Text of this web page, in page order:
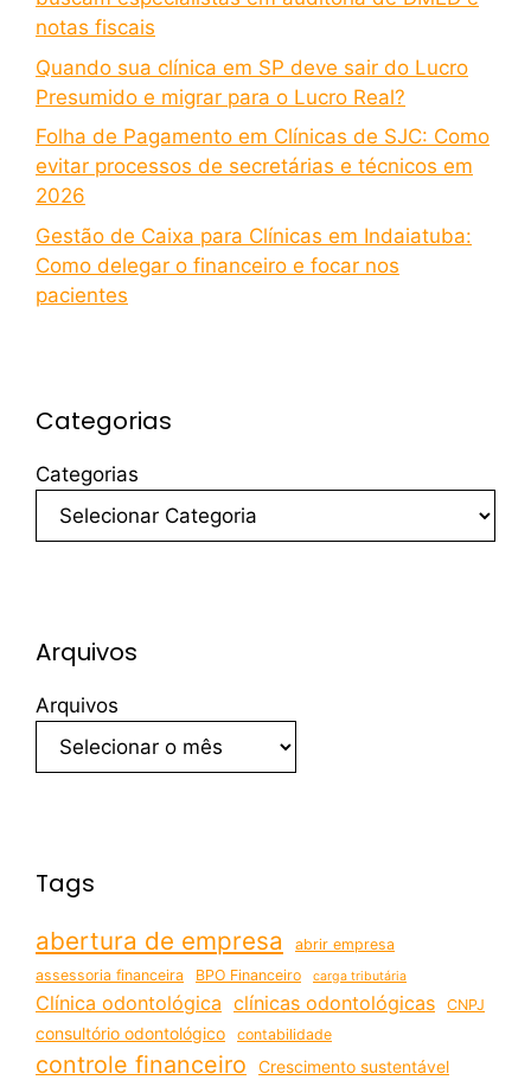
notas fiscais
Quando sua clínica em SP deve sair do Lucro
Presumido e migrar para o Lucro Real?
Folha de Pagamento em Clínicas de SJC: Como
evitar processos de secretárias e técnicos em
2026
Gestão de Caixa para Clínicas em Indaiatuba:
Como delegar o financeiro e focar nos
pacientes
Categorias
Categorias
Arquivos
Arquivos
Tags
abertura de empresa
abrir empresa
assessoria financeira
BPO Financeiro carga tributária
Clínica odontológica clínicas odontológicas CNPJ
consultório odontológico contabilidade
controle financeiro Crescimento sustentável